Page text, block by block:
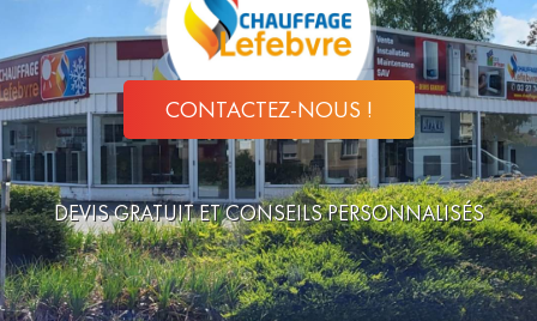
CONTACTEZ-NOUS !
DEVIS GRATUIT ET CONSEILS PERSONNALISÉS